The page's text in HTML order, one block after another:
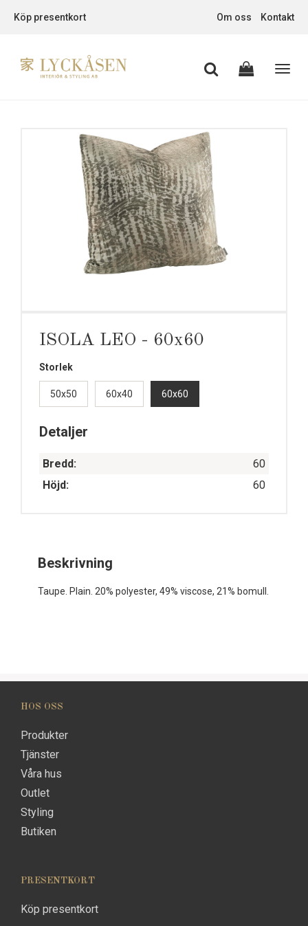
Köp presentkort Om oss Kontakt
ISOLA LEO - 60x60
Storlek
50x50 60x40 60x60
Detaljer
Bredd:
60
Höjd:
60
Beskrivning
Taupe. Plain. 20% polyester, 49% viscose, 21% bomull.
HOS OSS
Produkter
Tjänster
Våra hus
Outlet
Styling
Butiken
PRESENTKORT
Köp presentkort